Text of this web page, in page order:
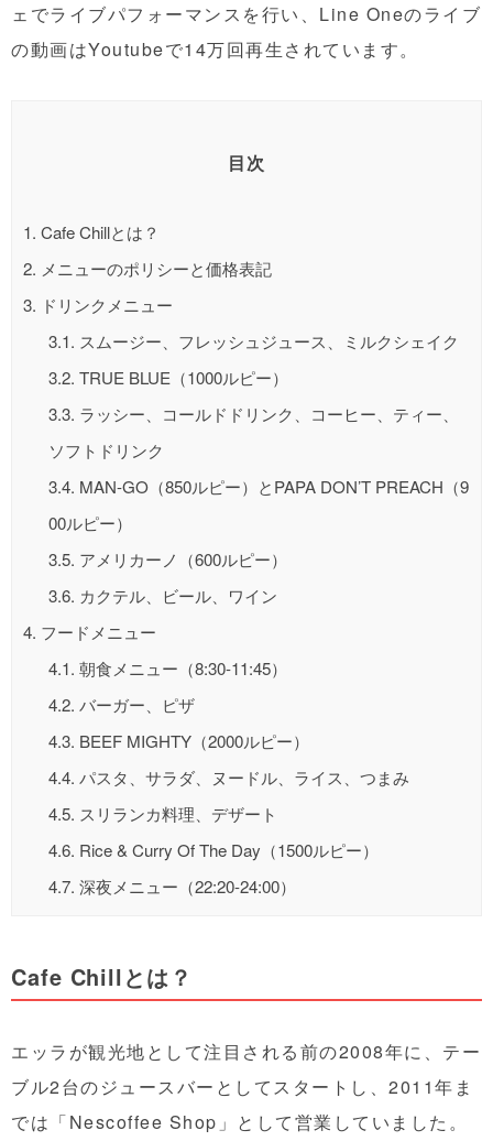
ェでライブパフォーマンスを行い、Line Oneのライブ
の動画はYoutubeで14万回再生されています。
目次
1. Cafe Chillとは？
2. メニューのポリシーと価格表記
3. ドリンクメニュー
3.1. スムージー、フレッシュジュース、ミルクシェイク
3.2. TRUE BLUE（1000ルピー）
3.3. ラッシー、コールドドリンク、コーヒー、ティー、
ソフトドリンク
3.4. MAN-GO（850ルピー）とPAPA DON’T PREACH（9
00ルピー）
3.5. アメリカーノ（600ルピー）
3.6. カクテル、ビール、ワイン
4. フードメニュー
4.1. 朝食メニュー（8:30-11:45）
4.2. バーガー、ピザ
4.3. BEEF MIGHTY（2000ルピー）
4.4. パスタ、サラダ、ヌードル、ライス、つまみ
4.5. スリランカ料理、デザート
4.6. Rice & Curry Of The Day（1500ルピー）
4.7. 深夜メニュー（22:20-24:00）
Cafe Chillとは？
エッラが観光地として注目される前の2008年に、テー
ブル2台のジュースバーとしてスタートし、2011年ま
では「Nescoffee Shop」として営業していました。